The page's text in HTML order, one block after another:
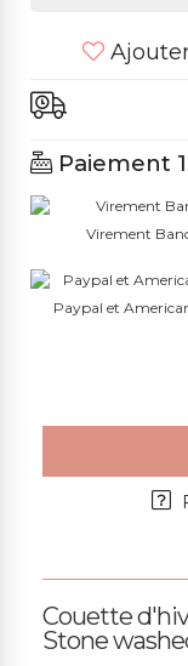
Paiement
Virement
Paypal et
Couette
Stone